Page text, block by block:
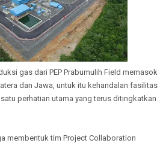
gas dari PEP Prabumulih Field memasok
dan Jawa, untuk itu kehandalan fasilitas
perhatian utama yang terus ditingkatkan
membentuk tim Project Collaboration